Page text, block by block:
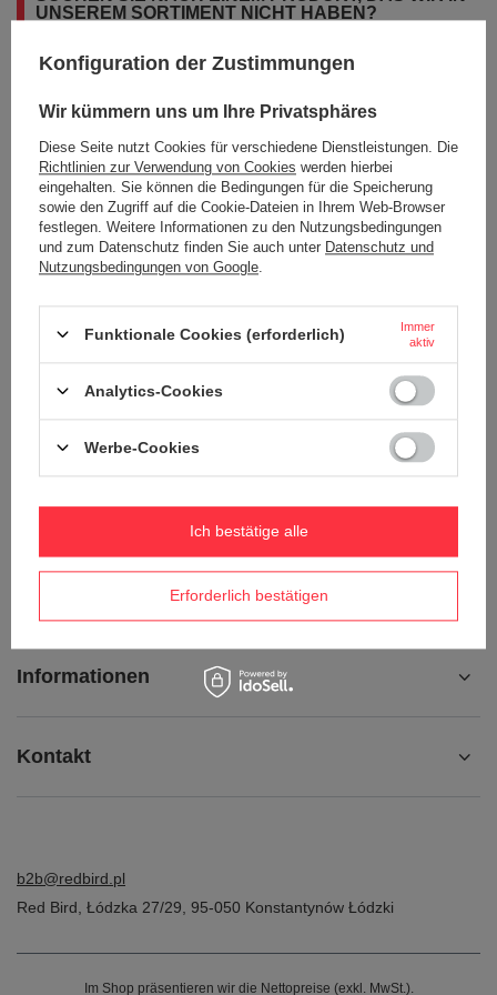
UNSEREM SORTIMENT NICHT HABEN?
Wenn Sie ein Produkt in unserem Angebot nicht gefunden haben und es
verwenden und uns eine Beschreibung des gesuchten Artikels
BESTELLUNGEN
Bestellungsstatus
Ich möchte die Ware reklamieren
Ich möchte vom Vertrag zurücktreten
Ich möchte die Ware umtauschen
Kontakt
Informationen
Kontakt
b2b@redbird.pl
Red Bird Łódzka 27/29 95-050 Konstantynów Łódzki
Im Shop präsentieren wir die Nettopreise (exkl. MwSt.).
Konfiguration der Zustimmungen
Wir kümmern uns um Ihre Privatsphäres
Diese Seite nutzt Cookies für verschiedene Dienstleistungen. Die
Richtlinien zur Verwendung von Cookies werden hierbei
eingehalten. Sie können die Bedingungen für die Speicherung
sowie den Zugriff auf die Cookie-Dateien in Ihrem Web-Browser
festlegen. Weitere Informationen zu den Nutzungsbedingungen
und zum Datenschutz finden Sie auch unter Datenschutz und
Nutzungsbedingungen von Google
Funktionale Cookies (erforderlich)
Immer
aktiv
Analytics-Cookies
Werbe-Cookies
Erforderlich bestätigen
Ich bestätige alle